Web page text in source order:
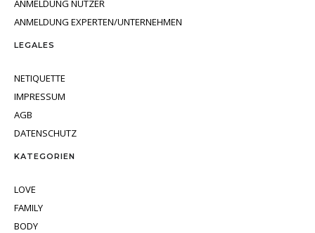
ANMELDUNG NUTZER
ANMELDUNG EXPERTEN/UNTERNEHMEN
LEGALES
NETIQUETTE
IMPRESSUM
AGB
DATENSCHUTZ
KATEGORIEN
LOVE
FAMILY
BODY